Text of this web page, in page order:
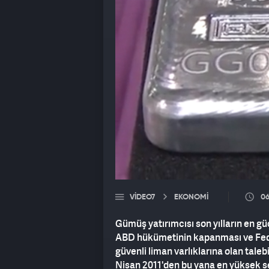
VIDEO7 EKONOMİ
Gümüş yatırımcısı son yılların
ABD hükümetinin kapanması ve
güvenli liman varlıklarına olan
Nisan 2011'den bu yana en yüksek